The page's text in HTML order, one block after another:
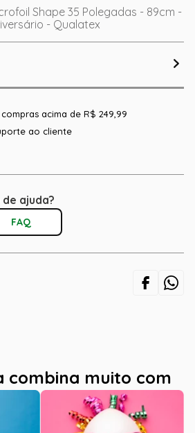
Shape 35 Polegadas - 89cm -
- Qualatex
acima de R$ 249,99
ao cliente
ajuda?
FAQ
combina muito com